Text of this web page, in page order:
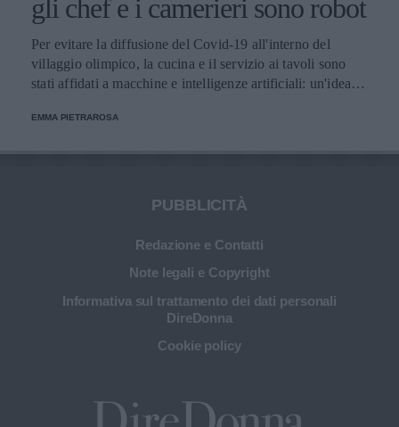
gli chef e i camerieri sono robot
Per evitare la diffusione del Covid-19 all'interno del
villaggio olimpico, la cucina e il servizio ai tavoli sono
stati affidati a macchine e intelligenze artificiali: un'idea
EMMA PIETRAROSA
PUBBLICITÀ
Redazione e Contatti
Note legali e Copyright
Informativa sul trattamento dei dati personali
DireDonna
Cookie policy